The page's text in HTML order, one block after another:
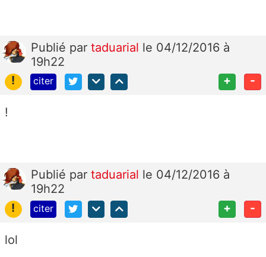
Publié par taduarial le 04/12/2016 à
19h22
!
citer + -
!
Publié par taduarial le 04/12/2016 à
19h22
!
citer + -
lol